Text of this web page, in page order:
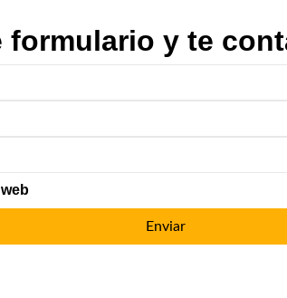
y te
Enviar